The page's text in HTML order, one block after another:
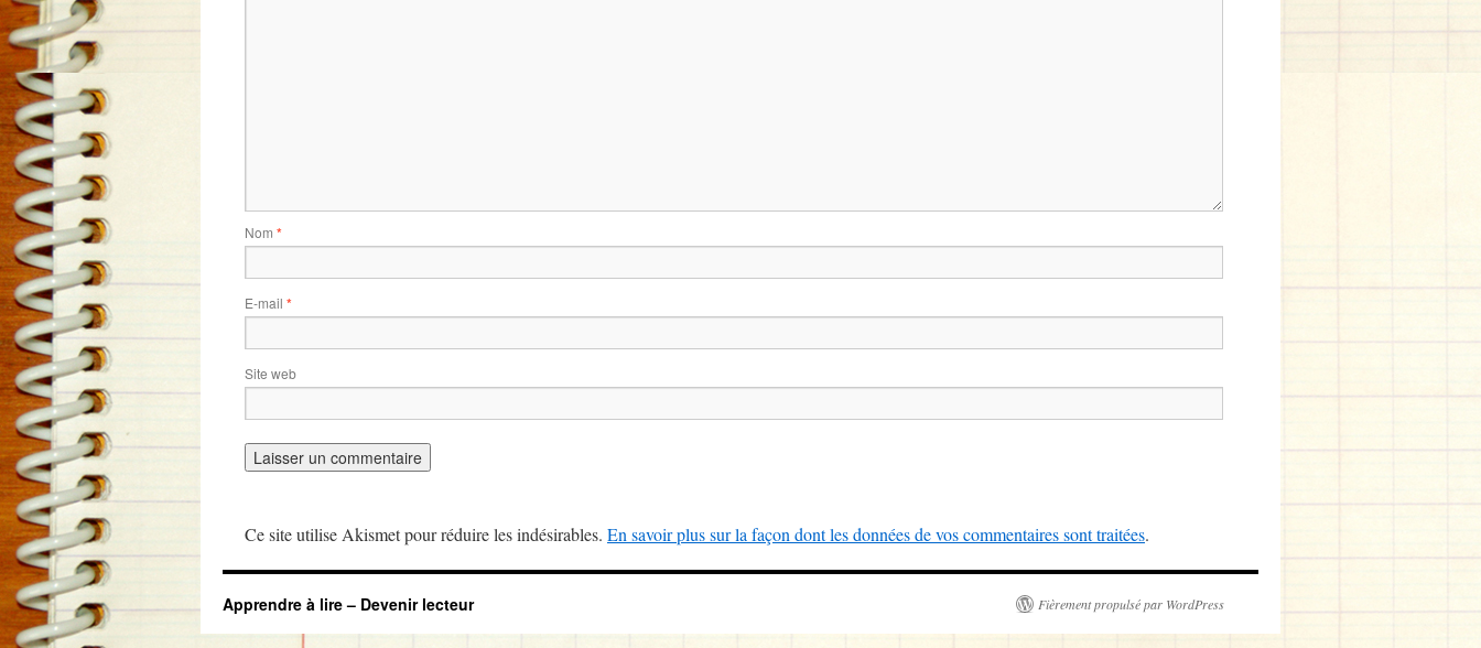
Nom *
E-mail *
Site web
Ce site utilise Akismet pour réduire les indésirables. En savoir plus sur la façon dont les données de vos commentaires sont traitées.
Apprendre à lire – Devenir lecteur Fièrement propulsé par WordPress